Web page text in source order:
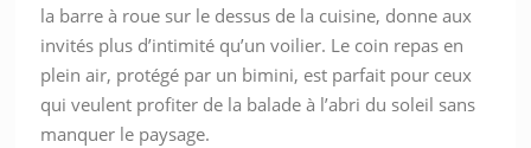
la barre à roue sur le dessus de la cuisine, donne aux
invités plus d’intimité qu’un voilier. Le coin repas en
plein air, protégé par un bimini, est parfait pour ceux
qui veulent profiter de la balade à l’abri du soleil sans
manquer le paysage.